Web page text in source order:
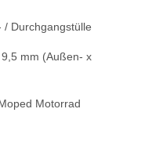
(Außen- x
Motorrad